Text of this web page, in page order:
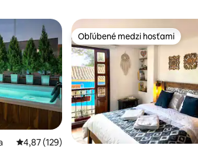
Priemerné ohodnotenie 4,87 z 5, počet
4,87 (129)
Obľúbené medzi hosťami
Obľúbené medzi hosťami